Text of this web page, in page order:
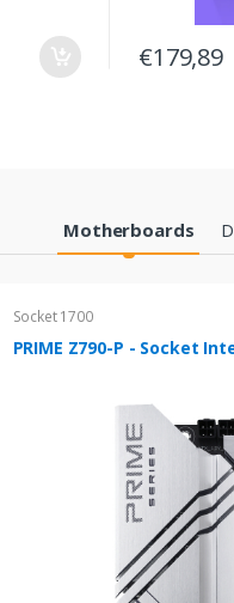
€179,89
Motherboards
Socket 1700
PRIME Z790-P - Socket